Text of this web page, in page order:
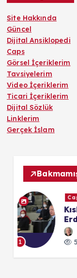
Site Hakkında
Güncel
Dijital Ansiklopedi
Caps
Görsel İçeriklerim
Tavsiyelerim
Video İçeriklerim
Ticari İçeriklerim
Dijital Sözlük
Linklerim
Gerçek İslam